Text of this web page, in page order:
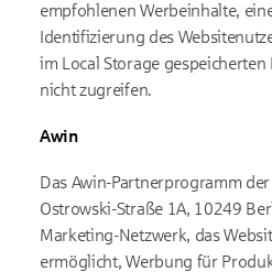
empfohlenen Werbeinhalte,
Identifizierung des
im Local Storage
nicht zugreifen.
Awin
Das Awin-Partnerprogramm
Ostrowski-Straße 1A, 10249
Marketing-Netzwerk, das
ermöglicht, Werbung für